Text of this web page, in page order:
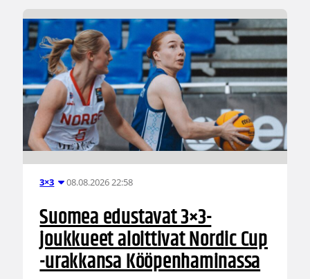
3×3 08.08.2026 22:58
Suomea edustavat 3×3-
joukkueet aloittivat Nordic Cup
-urakkansa Kööpenhaminassa